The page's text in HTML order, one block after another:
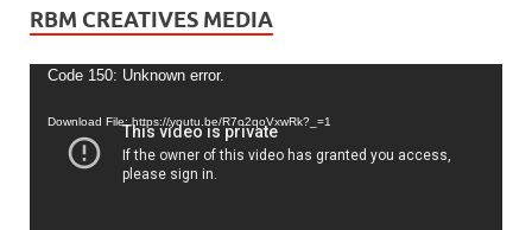
RBM CREATIVES MEDIA
Video
Code 150: Unknown error.
Download File: https://youtu.be/R7o2qoVxwRk?_=1